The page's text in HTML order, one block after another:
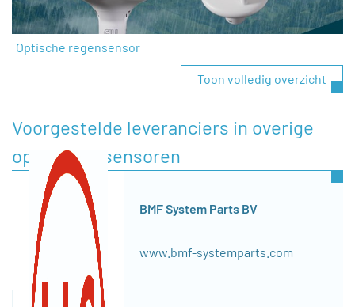
Optische regensensor
Toon volledig overzicht
Voorgestelde leveranciers in overige
opnemers/sensoren
BMF System Parts BV
www.bmf-systemparts.com